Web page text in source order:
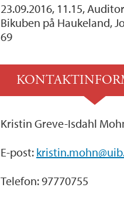
23.09.2016, 11.15,
Bikuben på Haukeland,
69
Kristin Greve-Isdahl
E-post:
Telefon: 97770755